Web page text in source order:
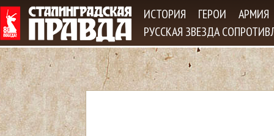
ИСТОРИЯ ГЕРОИ
АРМИЯ
РУССКАЯ ЗВЕЗДА